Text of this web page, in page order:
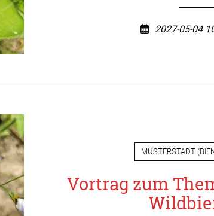
2027-05-04
MUSTERSTADT(
Vortrag zum